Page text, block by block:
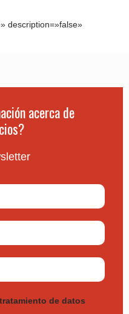
description=»false»
acerca de
de datos